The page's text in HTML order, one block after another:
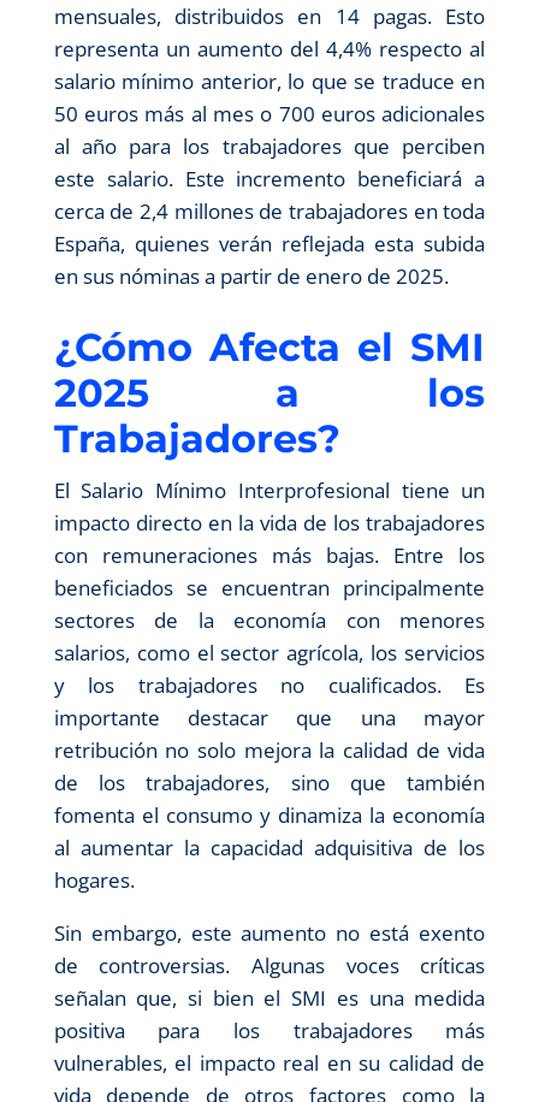
mensuales, distribuidos en 14 pagas. Esto
representa un aumento del 4,4% respecto al
salario mínimo anterior, lo que se traduce en
50 euros más al mes o 700 euros adicionales
al año para los trabajadores que perciben
este salario. Este incremento beneficiará a
cerca de 2,4 millones de trabajadores en toda
España, quienes verán reflejada esta subida
en sus nóminas a partir de enero de 2025.
¿Cómo Afecta el SMI
2025 a los
Trabajadores?
El Salario Mínimo Interprofesional tiene un
impacto directo en la vida de los trabajadores
con remuneraciones más bajas. Entre los
beneficiados se encuentran principalmente
sectores de la economía con menores
salarios, como el sector agrícola, los servicios
y los trabajadores no cualificados. Es
importante destacar que una mayor
retribución no solo mejora la calidad de vida
de los trabajadores, sino que también
fomenta el consumo y dinamiza la economía
al aumentar la capacidad adquisitiva de los
hogares.
Sin embargo, este aumento no está exento
de controversias. Algunas voces críticas
señalan que, si bien el SMI es una medida
positiva para los trabajadores más
vulnerables, el impacto real en su calidad de
vida depende de otros factores como la